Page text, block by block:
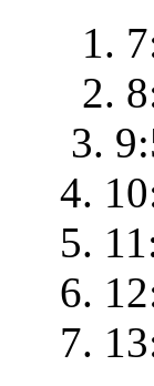
1.
2.
3.
4.
5.
6.
7.